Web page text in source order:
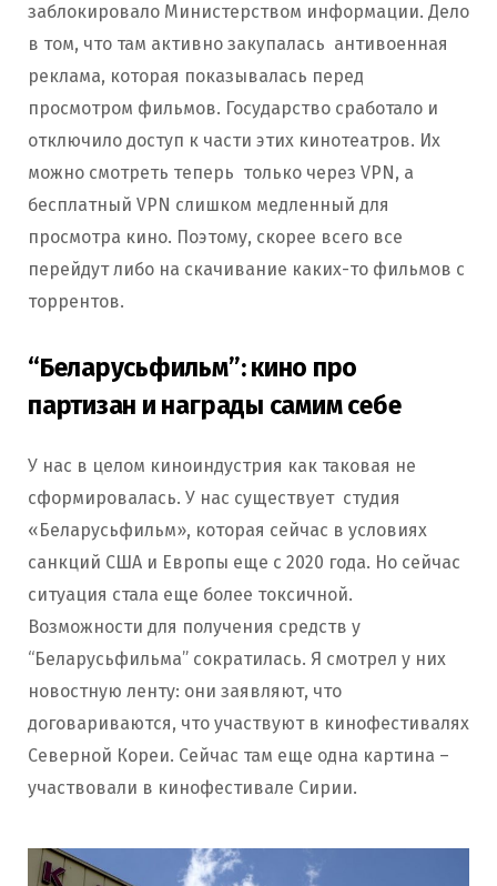
заблокировало Министерством информации. Дело
в том, что там активно закупалась антивоенная
реклама, которая показывалась перед
просмотром фильмов. Государство сработало и
отключило доступ к части этих кинотеатров. Их
можно смотреть теперь только через VPN, а
бесплатный VPN слишком медленный для
просмотра кино. Поэтому, скорее всего все
перейдут либо на скачивание каких-то фильмов с
торрентов.
“Беларусьфильм”: кино про
партизан и награды самим себе
У нас в целом киноиндустрия как таковая не
сформировалась. У нас существует студия
«Беларусьфильм», которая сейчас в условиях
санкций США и Европы еще с 2020 года. Но сейчас
ситуация стала еще более токсичной.
Возможности для получения средств у
“Беларусьфильма” сократилась. Я смотрел у них
новостную ленту: они заявляют, что
договариваются, что участвуют в кинофестивалях
Северной Кореи. Сейчас там еще одна картина –
участвовали в кинофестивале Сирии.